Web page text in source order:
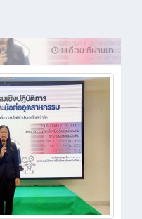
1 เดือน ที่ผ่านมา